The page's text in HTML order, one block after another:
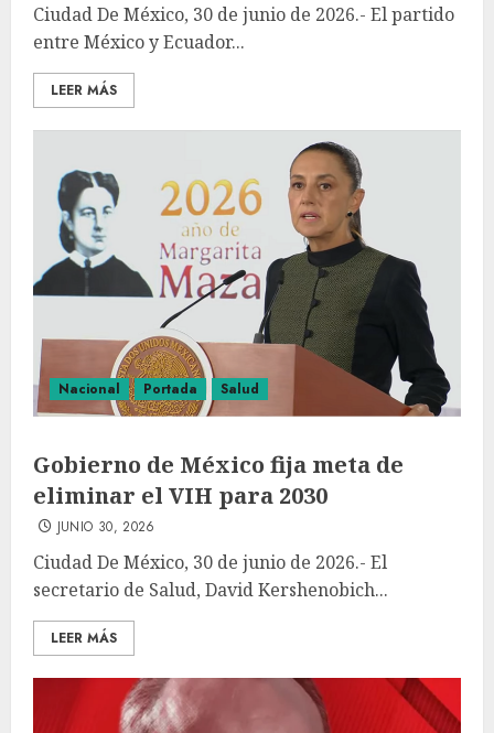
Ciudad De México, 30 de junio de 2026.- El partido
entre México y Ecuador...
LEER MÁS
Nacional Portada Salud
Gobierno de México fija meta de
eliminar el VIH para 2030
JUNIO 30, 2026
Ciudad De México, 30 de junio de 2026.- El
secretario de Salud, David Kershenobich...
LEER MÁS